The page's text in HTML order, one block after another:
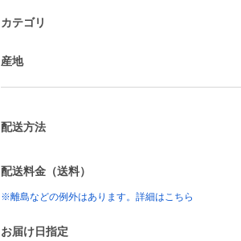
カテゴリ
産地
配送方法
配送料金（送料）
※離島などの例外はあります。詳細はこちら
お届け日指定